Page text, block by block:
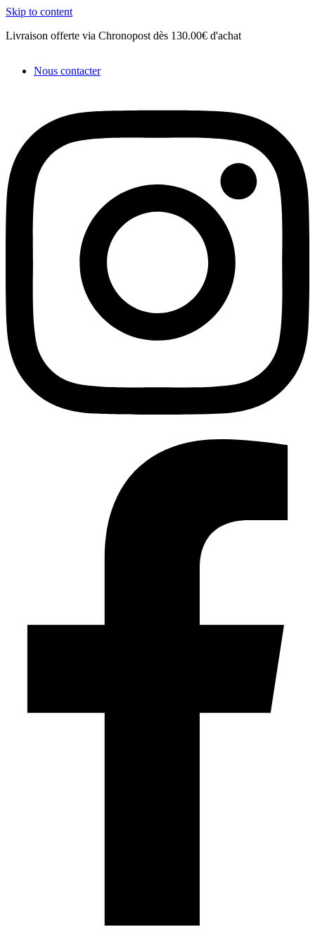
Skip to content
Livraison offerte via Chronopost dès 130.00€ d'achat
Nous contacter